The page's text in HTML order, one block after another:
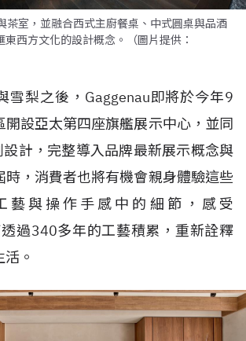
茶室，並融合西式主廚餐桌、中式圓桌與品酒
西方文化的設計概念。（圖片提供：
雪梨之後，Gaggenau即將於今年9
開設亞太第四座旗艦展示中心，並同
計，完整導入品牌最新展示概念與
時，消費者也將有機會親身體驗這些
藝與操作手感中的細節，感受
過340多年的工藝積累，重新詮釋
。